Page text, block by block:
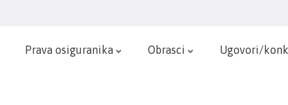
Prava osiguranika Obrasci Ugovori/